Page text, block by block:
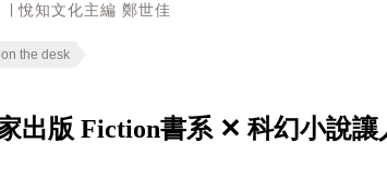
∣ 悅知文化主編 鄭世佳
the desk
出版 Fiction書系 ✕ 科幻小說